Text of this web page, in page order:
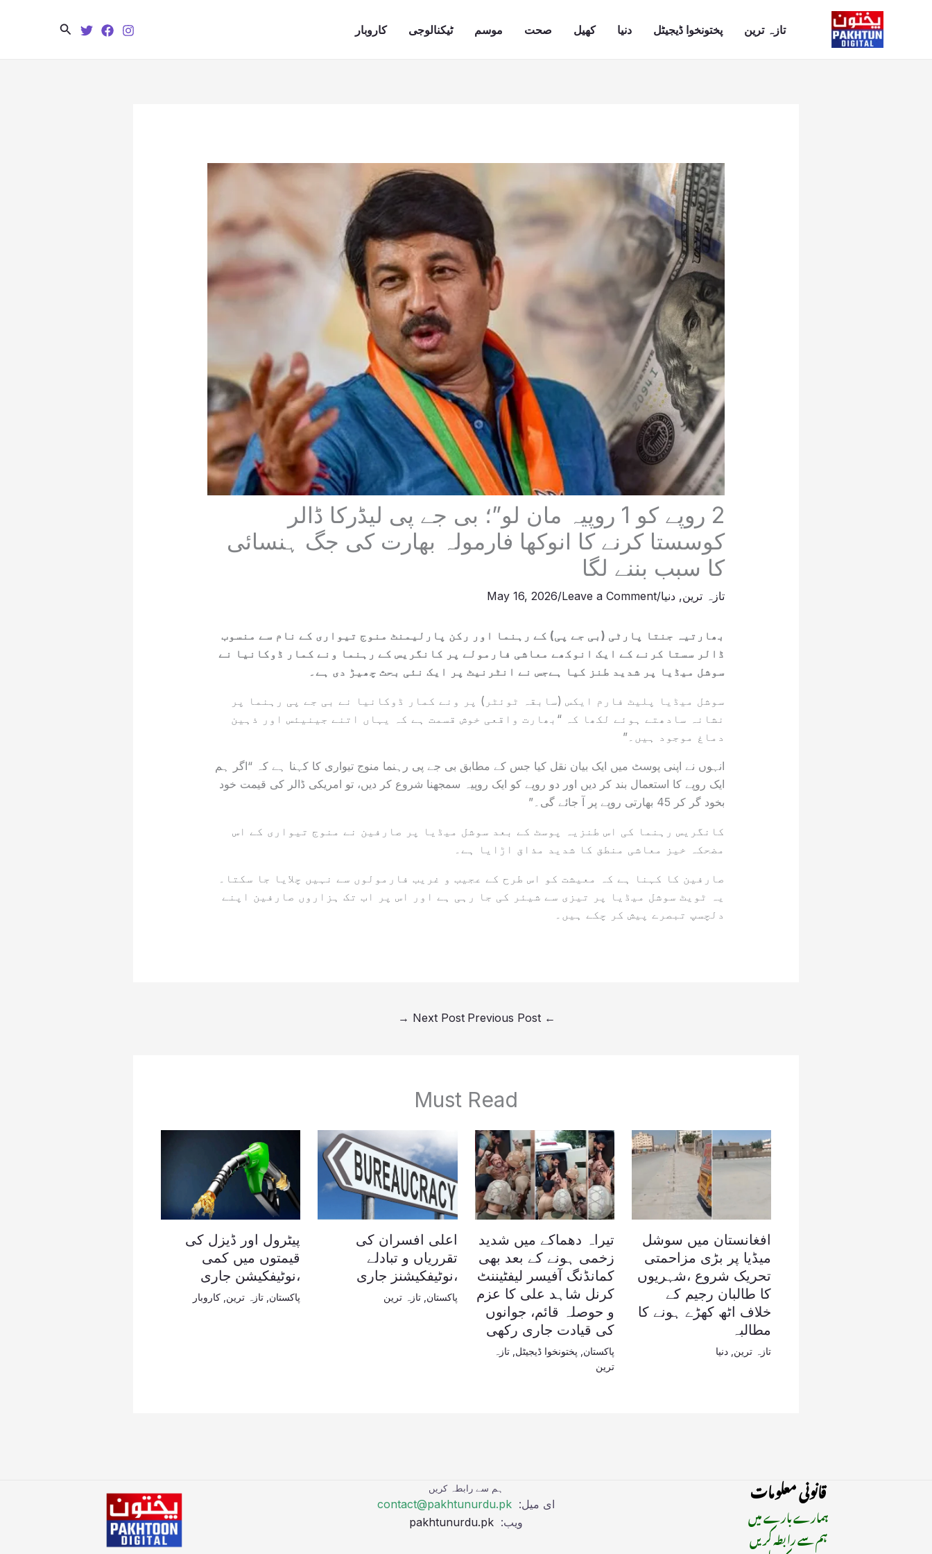
تازہ ترین پختونخوا ڈیجیٹل دنیا کھیل صحت موسم ٹیکنالوجی کاروبار Search
2 روپے کو 1 روپیہ مان لو”؛ بی جے پی لیڈرکا ڈالر
کوسستا کرنے کا انوکھا فارمولہ بھارت کی جگ ہنسائی
کا سبب بننے لگا
تازہ ترین, دنیا/
Leave a Comment
/
May 16, 2026
بھارتیہ جنتا پارٹی (بی جے پی) کے رہنما اور رکن پارلیمنٹ منوج تیواری کے نام سے منسوب
ڈالر سستا کرنے کے ایک انوکھے معاشی فارمولے پر کانگریس کے رہنما ونے کمار ڈوکانیا نے
سوشل میڈیا پر شدید طنز کیا ہےجس نے انٹرنیٹ پر ایک نئی بحث چھیڑ دی ہے۔
سوشل میڈیا پلیٹ فارم ایکس (سابقہ ٹوئٹر) پر ونے کمار ڈوکانیا نے بی جے پی رہنما پر
نشانہ سادھتے ہوئے لکھا کہ “بھارت واقعی خوش قسمت ہے کہ یہاں اتنے جینیئس اور ذہین
دماغ موجود ہیں۔”
انہوں نے اپنی پوسٹ میں ایک بیان نقل کیا جس کے مطابق بی جے پی رہنما منوج تیواری کا کہنا ہے کہ “اگر ہم
ایک روپے کا استعمال بند کر دیں اور دو روپے کو ایک روپیہ سمجھنا شروع کر دیں، تو امریکی ڈالر کی قیمت خود
بخود گر کر 45 بھارتی روپے پر آ جائے گی۔”
کانگریس رہنما کی اس طنزیہ پوسٹ کے بعد سوشل میڈیا پر صارفین نے منوج تیواری کے اس
مضحکہ خیز معاشی منطق کا شدید مذاق اڑایا ہے۔
صارفین کا کہنا ہے کہ معیشت کو اس طرح کے عجیب و غریب فارمولوں سے نہیں چلایا جا سکتا۔
یہ ٹویٹ سوشل میڈیا پر تیزی سے شیئر کی جا رہی ہے اور اس پر اب تک ہزاروں صارفین اپنے
دلچسپ تبصرے پیش کر چکے ہیں۔
←
Next Post
→
Must Read
افغانستان میں سوشل
میڈیا پر بڑی مزاحمتی
تحریک شروع ،شہریوں
کا طالبان رجیم کے
خلاف اٹھ کھڑے ہونے کا
مطالبہ
تازہ ترین دنیا
تیراہ دھماکے میں شدید
زخمی ہونے کے بعد بھی
کمانڈنگ آفیسر لیفٹیننٹ
کرنل شاہد علی کا عزم
و حوصلہ قائم، جوانوں
کی قیادت جاری رکھی
پاکستان پختونخوا ڈیجیٹل ,تازہ
ترین
اعلی افسران کی
تقرریاں و تبادلے
،نوٹیفکیشنز جاری
پاکستان ,تازہ ترین
پیٹرول اور ڈیزل کی
قیمتوں میں کمی
،نوٹیفکیشن جاری
پاکستان تازہ ترین کاروبار
قانونی معلومات
ہمارے بارے میں
ہم سے رابطہ کریں
ہم سے رابطہ کریں
ای میل: contact@pakhtunurdu.pk
ویب: